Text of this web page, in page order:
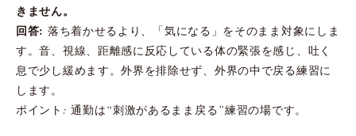
きません。
回答: 落ち着かせるより、「気になる」をそのまま対象にしま
す。音、視線、距離感に反応している体の緊張を感じ、吐く
息で少し緩めます。外界を排除せず、外界の中で戻る練習に
します。
ポイント: 通勤は“刺激があるまま戻る”練習の場です。